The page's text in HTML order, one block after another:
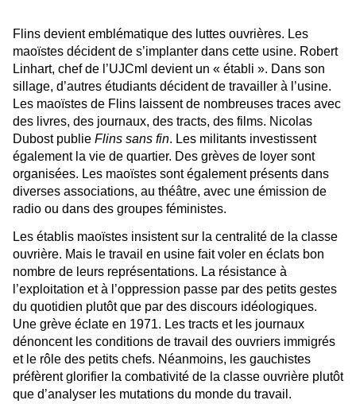
Flins devient emblématique des luttes ouvrières. Les
maoïstes décident de s’implanter dans cette usine. Robert
Linhart, chef de l’UJCml devient un « établi ». Dans son
sillage, d’autres étudiants décident de travailler à l’usine.
Les maoïstes de Flins laissent de nombreuses traces avec
des livres, des journaux, des tracts, des films. Nicolas
Dubost publie Flins sans fin. Les militants investissent
également la vie de quartier. Des grèves de loyer sont
organisées. Les maoïstes sont également présents dans
diverses associations, au théâtre, avec une émission de
radio ou dans des groupes féministes.
Les établis maoïstes insistent sur la centralité de la classe
ouvrière. Mais le travail en usine fait voler en éclats bon
nombre de leurs représentations. La résistance à
l’exploitation et à l’oppression passe par des petits gestes
du quotidien plutôt que par des discours idéologiques.
Une grève éclate en 1971. Les tracts et les journaux
dénoncent les conditions de travail des ouvriers immigrés
et le rôle des petits chefs. Néanmoins, les gauchistes
préfèrent glorifier la combativité de la classe ouvrière plutôt
que d’analyser les mutations du monde du travail.